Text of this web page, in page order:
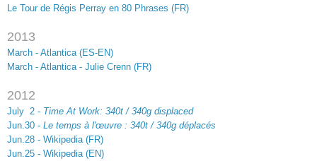
Le Tour de Régis Perray en 80 Phrases (FR)
2013
March - Atlantica (ES-EN)
March - Atlantica - Julie Crenn (FR)
2012
July 2 - Time At Work: 340t / 340g displaced
Jun.30 - Le temps à l'œuvre : 340t / 340g déplacés
Jun.28 - Wikipedia (FR)
Jun.25 - Wikipedia (EN)